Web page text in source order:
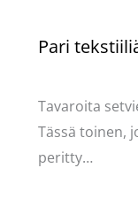
Pari
Tavaroita
Tässä toinen,
peritty…